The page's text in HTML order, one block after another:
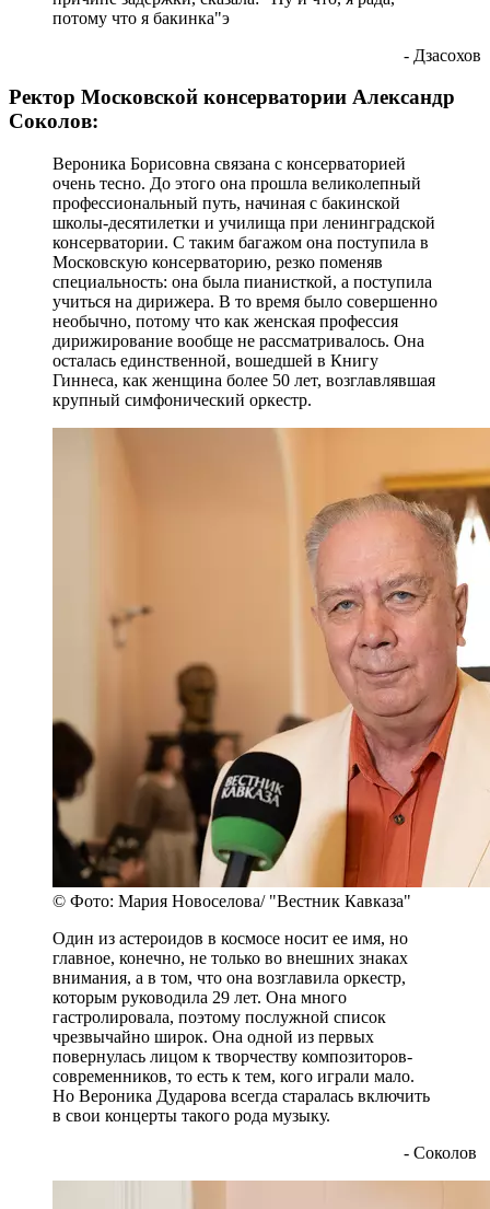
потому что я бакинка"э
- Дзасохов
Ректор Московской консерватории Александр
Соколов:
Вероника Борисовна связана с консерваторией
очень тесно. До этого она прошла великолепный
профессиональный путь, начиная с бакинской
школы-десятилетки и училища при ленинградской
консерватории. С таким багажом она поступила в
Московскую консерваторию, резко поменяв
специальность: она была пианисткой, а поступила
учиться на дирижера. В то время было совершенно
необычно, потому что как женская профессия
дирижирование вообще не рассматривалось. Она
осталась единственной, вошедшей в Книгу
Гиннеса, как женщина более 50 лет, возглавлявшая
крупный симфонический оркестр.
© Фото: Мария Новоселова/ "Вестник Кавказа"
Один из астероидов в космосе носит ее имя, но
главное, конечно, не только во внешних знаках
внимания, а в том, что она возглавила оркестр,
которым руководила 29 лет. Она много
гастролировала, поэтому послужной список
чрезвычайно широк. Она одной из первых
повернулась лицом к творчеству композиторов-
современников, то есть к тем, кого играли мало.
Но Вероника Дударова всегда старалась включить
в свои концерты такого рода музыку.
- Соколов